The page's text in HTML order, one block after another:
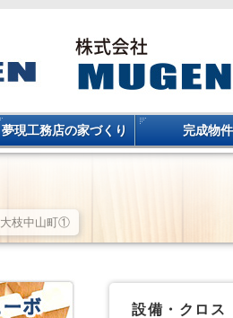
夢現工務店の家づくり 完成物件
枝中山町①
設備・クロ